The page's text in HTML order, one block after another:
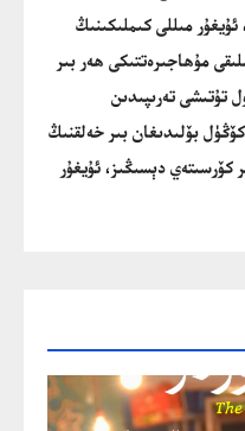
مىللى كىملىكىنىڭ
مۇھاجىرەتتىكى ھەر بىر
تۇتىشى تەرىپىدىن
بۆلىدىغان بىر خەلقنىڭ
دېسىڭىز، ئۇيغۇر